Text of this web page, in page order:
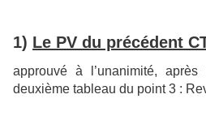
1) Le PV du précédent
approuvé à l’unanimité,
deuxième tableau du point 3 :